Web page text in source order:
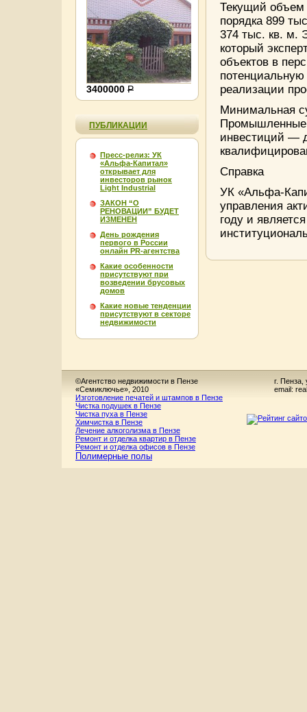
О нас Новые товары
3400000 Р
ПУБЛИКАЦИИ
Пресс-релиз: УК
«Альфа-Капитал»
открывает для
инвесторов рынок
Light Industrial
ЗАКОН “О
РЕНОВАЦИИ” БУДЕТ
ИЗМЕНЕН
День рождения
первого в России
онлайн PR-агентства
Какие особенности
присутствуют при
возведении брусовых
домов
Какие новые тенденции
присутствуют в секторе
недвижимости
Текущий объем
порядка 899
374 тыс. кв. м.
который
объектов в
потенциальную
реализации
Минимальная
Промышленные
инвестиций —
Справка
УК «Альфа-
управления
году и
©Агентство недвижимости в Пензе
«Семиключье», 2010
Изготовление печатей и штампов в Пензе
Чистка подушек в Пензе
Чистка пуха в Пензе
Химчистка в Пензе
Лечение алкоголизма в Пензе
Ремонт и отделка квартир в Пензе
Ремонт и отделка офисов в Пензе
Полимерные полы
г. Пенза,
email: